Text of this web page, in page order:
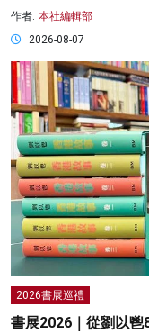
作者: 本社編輯部
2026-08-07
2026書展巡禮
書展2026｜從劉以鬯